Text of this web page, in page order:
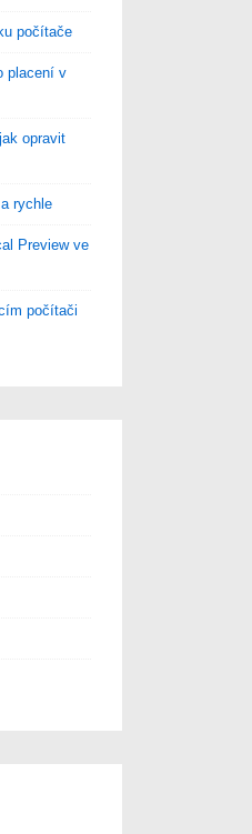
počítače
placení v
opravit
rychle
Preview ve
počítači